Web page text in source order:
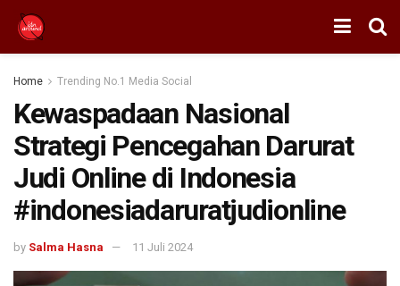
Home Trending No.1 Media Social
Kewaspadaan Nasional
Strategi Pencegahan Darurat
Judi Online di Indonesia
#indonesiadaruratjudionline
by Salma Hasna 11 Juli 2024